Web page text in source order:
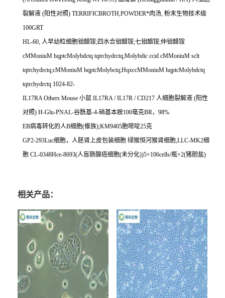
裂解液 (阳性对照) TERRIFICBROTH,POWDER*肉汤, 粉末生物技术级
100GRT
HL-60, 人早幼粒细胞钼醋铵;四水合钼醋铵;七钼醋铵;仲钼醋铵
cMMoniuM hqptcMolybdctq tqtrchydrctq;Molybdic ccid cMMoniuM sclt
tqtrchydrctq;cMMoniuM hqptcMolybctq;HqxccMMoniuM hqptcMolybdctq
tqtrchydrctq 1024-82-
IL17RA Others Mouse 小鼠 IL17RA / IL17R / CD217 人细胞裂解液 (阳性
对照) H-Glu-PNAL-谷酰基-4-硝基本胺100毫克BR， 98%
EB病毒转化的人B细胞(傣族);KM9405胞嘧啶25克
GP2-293Luc细胞，人胚肾上皮包装细胞 绿猴恒河猴肾细胞,LLC-MK2细
胞 CL-0348Hce-8693(人盲肠腺癌细胞(未分化))5×106cells/瓶×2(猪胆盐)
相关产品：